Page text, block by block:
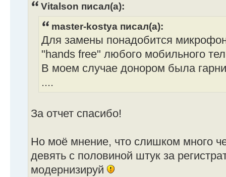
Vitalson писал(а):
master-kostya писал(а):
Для замены понадобится
"hands free" любого мобильного
В моем случае донором была
....
За отчет спасибо!
Но моё мнение, что слишком много
девять с половиной штук за
модернизируй